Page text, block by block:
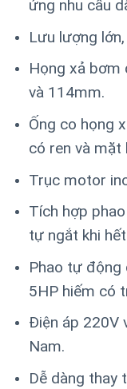
ứng nhu cầu
Lưu lượng
Họng xả
và 114mm.
Ống co họng
có ren và mặt
Trục motor
Tích hợp
tự ngắt khi
Phao tự động
5HP hiếm có
Điện áp 220V
Nam.
Dễ dàng thay